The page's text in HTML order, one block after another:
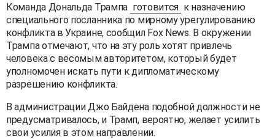
Команда Дональда Трампа готовится к назначению
специального посланника по мирному урегулированию
конфликта в Украине, сообщил Fox News. В окружении
Трампа отмечают, что на эту роль хотят привлечь
человека с весомым авторитетом, который будет
уполномочен искать пути к дипломатическому
разрешению конфликта.
В администрации Джо Байдена подобной должности не
предусматривалось, и Трамп, вероятно, желает усилить
свои усилия в этом направлении.